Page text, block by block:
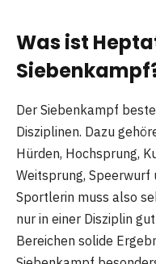
Was ist
Der Siebenkampf
Disziplinen. Dazu
Hürden, Hochsprung,
Weitsprung, Speerwurf
Sportlerin muss also
nur in einer Disziplin
Bereichen solide